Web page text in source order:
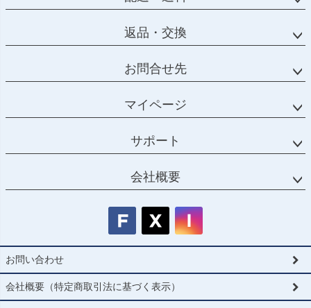
返品・交換
お問合せ先
マイページ
サポート
会社概要
お問い合わせ
会社概要（特定商取引法に基づく表示）